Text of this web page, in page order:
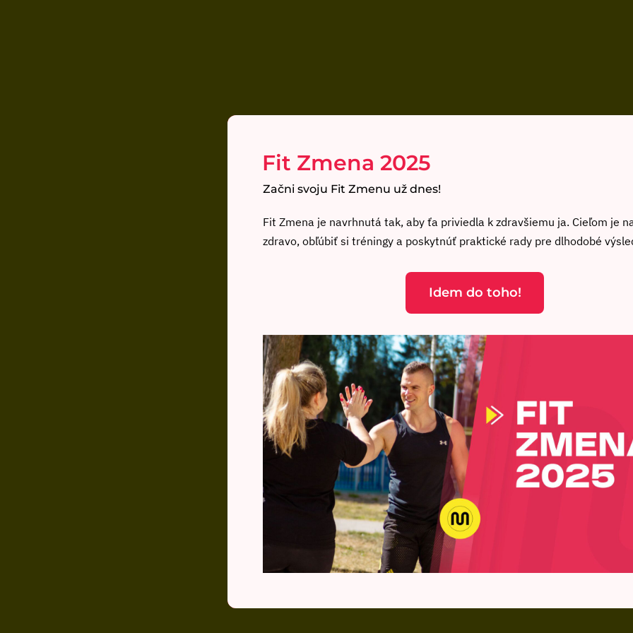
Registrácia do kvízu prebehla
Na tvoj email bol odoslaný link na ktorom nájdeš celý kvíz. Veľa
Fit Zmena 2025
Začni svoju Fit Zmenu už dnes!
Fit Zmena je navrhnutá tak, aby ťa priviedla k zdravšiemu ja. Cieľom je
zdravo, obľúbiť si tréningy a poskytnúť praktické rady pre dlhodobé
Idem do toho!